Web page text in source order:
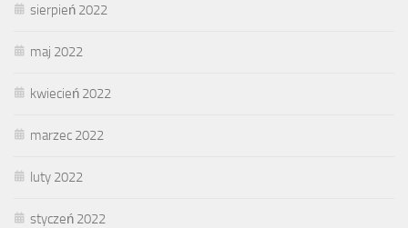
sierpień 2022
maj 2022
kwiecień 2022
marzec 2022
luty 2022
styczeń 2022